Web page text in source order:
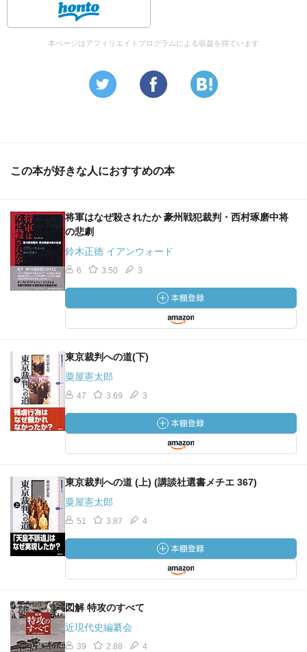
述べる。「私を突き動かした善意の心が人間に対する信頼
の証として、他者の心の琴線に触れることになれば本望で
ある」。キリノは、フィリピン人が受けた傷跡が「なかっ
かろうか。家族が殺された痛みをあえて語ったように、彼
は、日本人が赦しがたきを赦すフィリピン国民の痛みに思
るだろうか。
本ページはアフィリエイトプログラムによる収益を得ています
この本が好きな人におすすめの本
将軍はなぜ殺されたか 豪州戦犯裁判・西村琢磨中将
の悲劇
鈴木正徳 イアンウォード
6 3.50 3
東京裁判への道(下)
粟屋憲太郎
47 3.69 3
東京裁判への道 (上) (講談社選書メチエ 367)
粟屋憲太郎
51 3.87 4
図解 特攻のすべて
近現代史編纂会
39 2.88 4